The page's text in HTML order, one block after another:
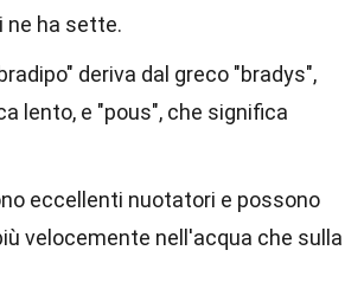
ne ha sette.
deriva dal greco "bradys",
lento, e "pous", che significa
eccellenti nuotatori e possono
velocemente nell'acqua che sulla